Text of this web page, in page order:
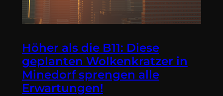
Höher als die B11: Diese
geplanten Wolkenkratzer in
Minedorf sprengen alle
Erwartungen!